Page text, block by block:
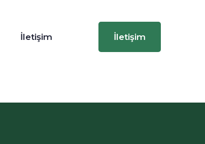
İletişim İletişim